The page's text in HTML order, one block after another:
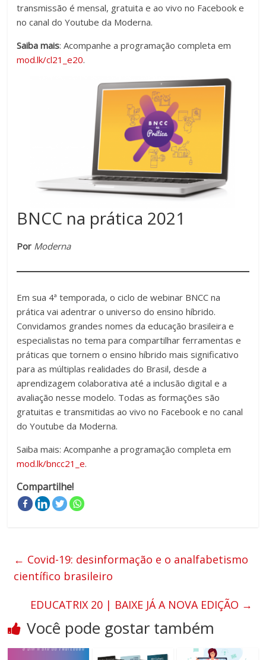
transmissão é mensal, gratuita e ao vivo no Facebook e
no canal do Youtube da Moderna.
Saiba mais: Acompanhe a programação completa em
mod.lk/cl21_e20.
BNCC na prática 2021
Por Moderna
Em sua 4ª temporada, o ciclo de webinar BNCC na
prática vai adentrar o universo do ensino híbrido.
Convidamos grandes nomes da educação brasileira e
especialistas no tema para compartilhar ferramentas e
práticas que tornem o ensino híbrido mais significativo
para as múltiplas realidades do Brasil, desde a
aprendizagem colaborativa até a inclusão digital e a
avaliação nesse modelo. Todas as formações são
gratuitas e transmitidas ao vivo no Facebook e no canal
do Youtube da Moderna.
Saiba mais: Acompanhe a programação completa em
mod.lk/bncc21_e.
Compartilhe!
← Covid-19: desinformação e o analfabetismo
científico brasileiro
EDUCATRIX 20 | BAIXE JÁ A NOVA EDIÇÃO →
Você pode gostar também